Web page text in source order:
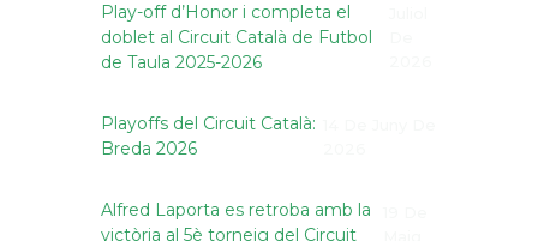
Play-off d’Honor i completa el
doblet al Circuit Català de Futbol
de Taula 2025-2026
Playoffs del Circuit Català:
Breda 2026
Alfred Laporta es retroba amb la
victòria al 5è torneig del Circuit